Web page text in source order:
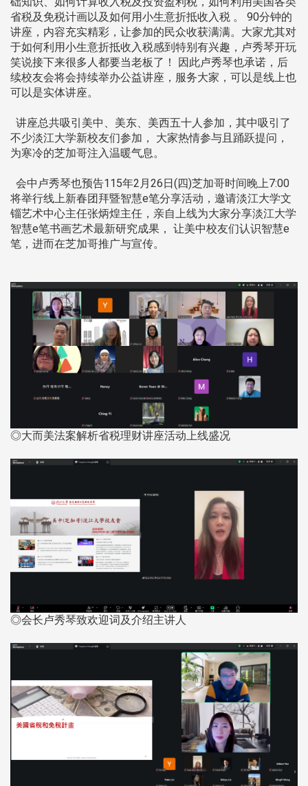
省税及免税计画以及如何用小生意折抵收入税 。 90分钟的
讲座，内容充实精彩，让参加的民众收获满满。大家尤其对
于如何利用小生意折抵收入税感到特别有兴趣，卢秀琴开玩
笑说接下来很多人都要当老板了！ 因此卢秀琴也承诺，后
续校友会将会持续举办公益讲座，服务大家，可以是线上也
可以是实体讲座。
讲座总共吸引美中、美东、美西五十人参加，其中吸引了
不少淡江大学新校友们参加， 大家热情参与且踊跃提问，
为寒冷的芝加哥注入温暖气息。
会中卢秀琴也预告115年2月26日(四)芝加哥时间晚上7:00
将举行线上新春团拜暨智慧e笔分享活动，邀请淡江大学文
锱艺术中心主任张炳煌主任，亲自上线为大家分享淡江大学
智慧e笔书画艺术最新研究成果， 让美中校友们认识智慧e
笔，进而在芝加哥推广与宣传。
◎大而美法案解析省税理财讲座活动上线盛况
◎会长卢秀琴致欢迎词及介绍主讲人